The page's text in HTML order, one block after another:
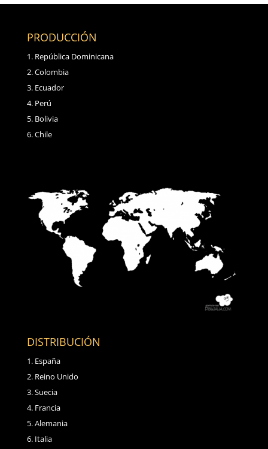
PRODUCCIÓN
República Dominicana
Colombia
Ecuador
Perú
Bolivia
Chile
DISTRIBUCIÓN
España
Reino Unido
Suecia
Francia
Alemania
Italia